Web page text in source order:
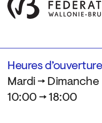
Heures d’ouverture
Mardi → Dimanche
10:00 → 18:00